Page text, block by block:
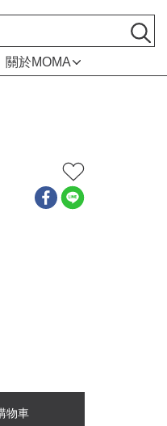
關於MOMA
物車